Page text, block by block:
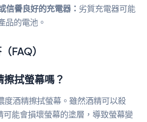
信譽良好的充電器： 劣質充電器可能
品的電池。
FAQ）
擦拭螢幕嗎？
度酒精擦拭螢幕。雖然酒精可以殺
可能會損壞螢幕的塗層，導致螢幕變